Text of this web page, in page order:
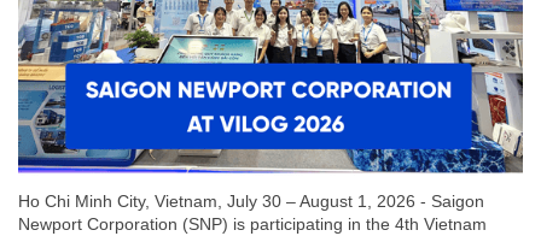
Ho Chi Minh City, Vietnam, July 30 – August 1, 2026 - Saigon
Newport Corporation (SNP) is participating in the 4th Vietnam